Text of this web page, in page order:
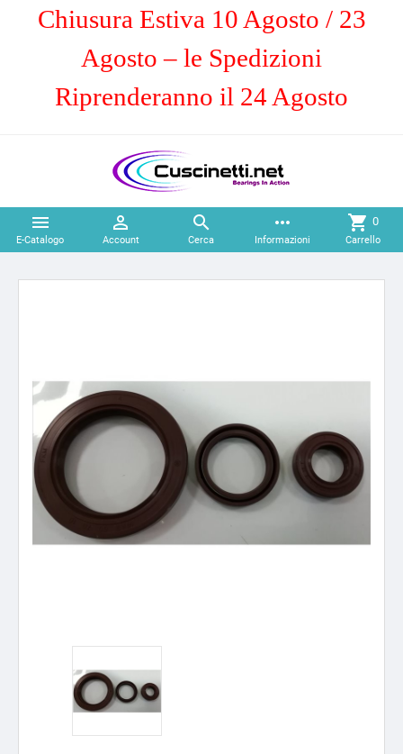
Chiusura Estiva 10 Agosto / 23
Agosto – le Spedizioni
Riprenderanno il 24 Agosto

E-Catalogo

Account

Cerca
more_horiz
Informazioni
shopping_cart 0
Carrello